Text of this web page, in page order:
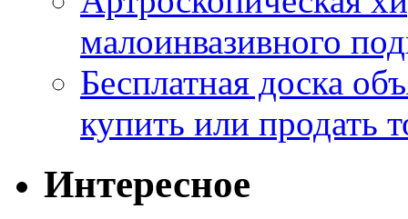
малоинвазивного
Бесплатная доска
купить или продать
Интересное